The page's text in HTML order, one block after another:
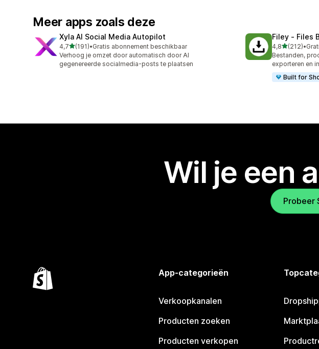
Meer apps zoals deze
Xyla AI Social Media Autopilot
4,7van 5 sterren
(191)
191 recensies in totaal
•Gratis abonnement beschikbaar
Verhoog je omzet door automatisch door AI
gegenereerde socialmedia-posts te plaatsen
Filey ‑ Files
4,8van 5 sterren
(212)
212 recensies
•
Bestanden,
exporteren en
Built for
Wil je een
Probeer
App-categorieën
Verkoopkanalen
Producten zoeken
Producten verkopen